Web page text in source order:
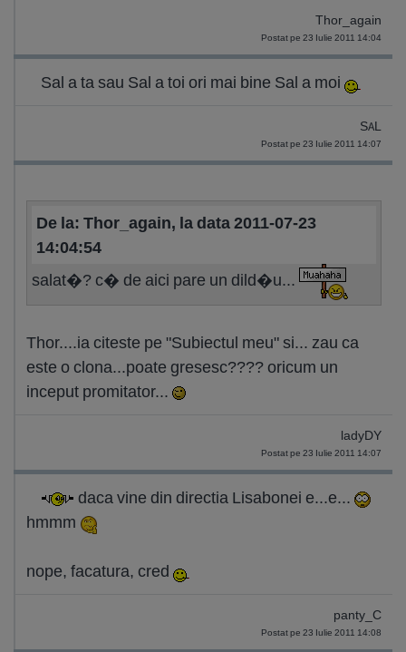
Thor_again
Postat pe 23 Iulie 2011 14:04
Sal a ta sau Sal a toi ori mai bine Sal a moi
SAL
Postat pe 23 Iulie 2011 14:07
De la: Thor_again, la data 2011-07-23
14:04:54
salat�? c� de aici pare un dild�u...
Thor....ia citeste pe "Subiectul meu" si... zau ca
este o clona...poate gresesc???? oricum un
inceput promitator...
ladyDY
Postat pe 23 Iulie 2011 14:07
daca vine din directia Lisabonei e...e...
hmmm
nope, facatura, cred
panty_C
Postat pe 23 Iulie 2011 14:08